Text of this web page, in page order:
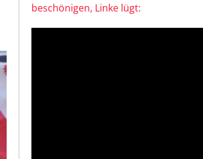
beschönigen, Linke lügt: